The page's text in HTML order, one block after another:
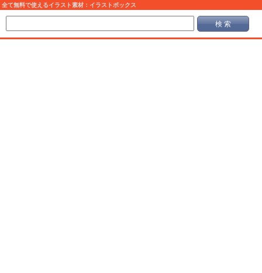
全て無料で使えるイラスト素材：イラストボックス
検 索